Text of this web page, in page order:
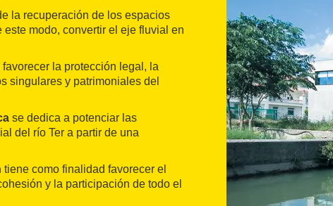
la recuperación de los espacios
modo, convertir el eje fluvial en
la protección legal, la
singulares y patrimoniales del
se dedica a potenciar las
del río Ter a partir de una
tiene como finalidad favorecer el
y la participación de todo el